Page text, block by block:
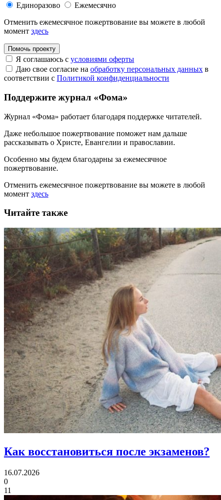
Единоразово
Ежемесячно
Отменить ежемесячное пожертвование вы можете в любой
момент здесь
Помочь проекту
Я соглашаюсь с условиями оферты
Даю свое согласие на обработку персональных данных в
соответствии с Политикой конфиденциальности
Поддержите журнал «Фома»
Журнал «Фома» работает благодаря поддержке читателей.
Даже небольшое пожертвование поможет нам дальше
рассказывать о Христе, Евангелии и православии.
Особенно мы будем благодарны за ежемесячное
пожертвование.
Отменить ежемесячное пожертвование вы можете в любой
момент здесь
Читайте также
Как восстановиться после экзаменов?
16.07.2026
0
11